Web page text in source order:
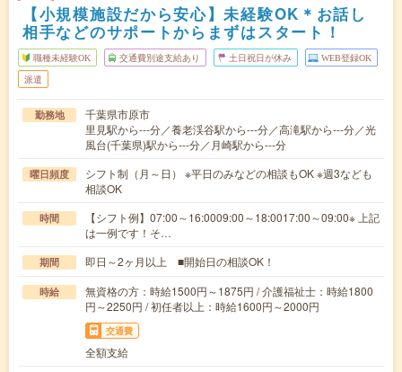
【小規模施設だから安心】未経験OK＊お話し
相手などのサポートからまずはスタート！
職種未経験OK 交通費別途支給あり 土日祝日が休み WEB登録OK
派遣
勤務地
千葉県市原市
里見駅から---分／養老渓谷駅から---分／高滝駅から---分／光
風台(千葉県)駅から---分／月崎駅から---分
曜日頻度
シフト制（月～日） ※平日のみなどの相談もOK ※週3なども
相談OK
時間
【シフト例】07:00～16:0009:00～18:0017:00～09:00※ 上記
は一例です！そ…
期間 即日～2ヶ月以上 ■開始日の相談OK！
時給
無資格の方：時給1500円～1875円 / 介護福祉士：時給1800
円～2250円 / 初任者以上：時給1600円～2000円
交通費
全額支給